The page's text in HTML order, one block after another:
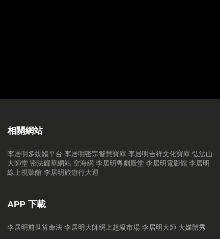
20170204 鷄年十二生肖增運法 Part 3（猴、鷄、狗、豬）part 3
20170128 （大年初一）十二生肖增運法 Part 2（龍、蛇、馬、羊）
20170121 十二生肖鷄年增運法 part 1
20170114 2017鷄年家居風水18煞 part 3
相關網站
李居明多媒體平台 李居明密宗智慧寶庫 李居明吉祥文化寶庫 弘法山
大師堂 密法歸華網站 空海網 李居明粵劇殿堂 李居明電影館 李居明
線上視聽館 李居明旅遊行大運
APP 下載
李居明前世算命法 李居明大師網上超級市場 李居明大師 大媒體秀